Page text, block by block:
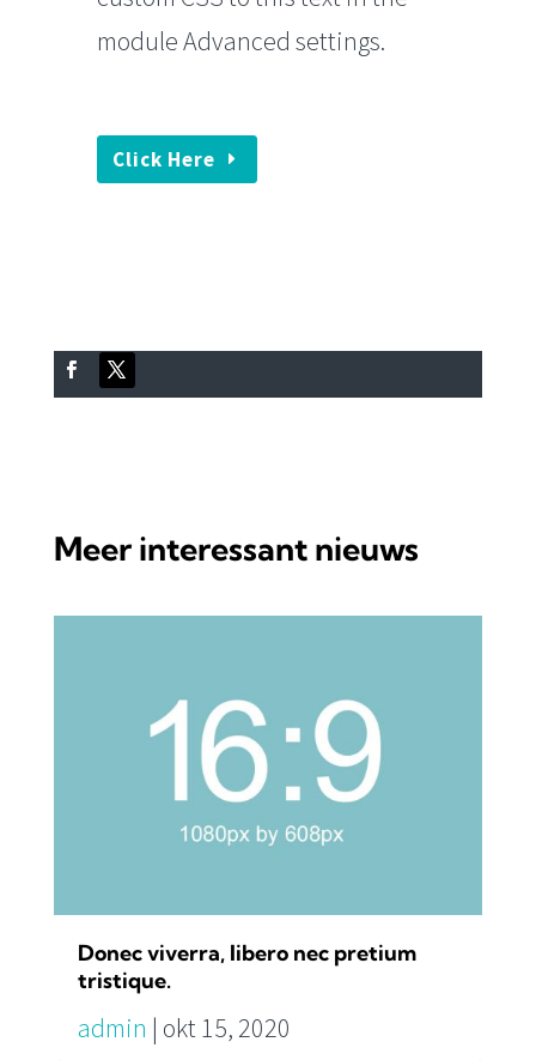
module Advanced settings.
Click Here
Meer interessant nieuws
Donec viverra, libero nec pretium
tristique.
admin | okt 15, 2020